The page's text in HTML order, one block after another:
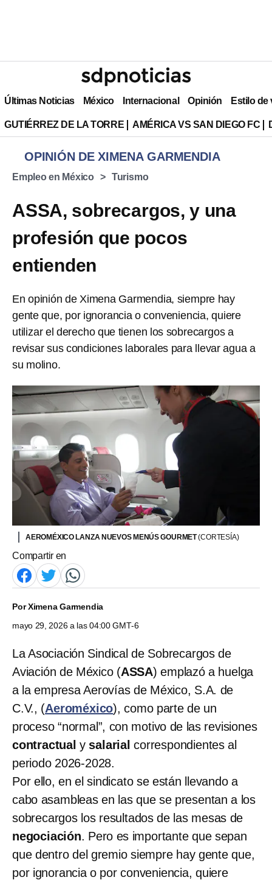
Últimas Noticias México Internacional Opinión Estilo de
GUTIÉRREZ DE LA TORRE AMÉRICA VS SAN DIEGO FC
OPINIÓN DE XIMENA GARMENDIA
Empleo en México Turismo
ASSA, sobrecargos, y una
profesión que pocos
entienden
En opinión de Ximena Garmendia, siempre hay
gente que, por ignorancia o conveniencia, quiere
utilizar el derecho que tienen los sobrecargos a
revisar sus condiciones laborales para llevar agua a
su molino.
AEROMÉXICO LANZA NUEVOS MENÚS GOURMET(CORTESÍA)
Compartir en
PorXimena Garmendia
mayo 29, 2026 a las 04:00 GMT-6
La Asociación Sindical de Sobrecargos de
Aviación de México (ASSA) emplazó a huelga
a la empresa Aerovías de México, S.A. de
C.V., (Aeroméxico), como parte de un
proceso “normal”, con motivo de las revisiones
contractualy salarial correspondientes al
periodo 2026-2028.
Por ello, en el sindicato se están llevando a
cabo asambleas en las que se presentan a los
sobrecargos los resultados de las mesas de
negociación. Pero es importante que sepan
que dentro del gremio siempre hay gente que,
por ignorancia o por conveniencia, quiere